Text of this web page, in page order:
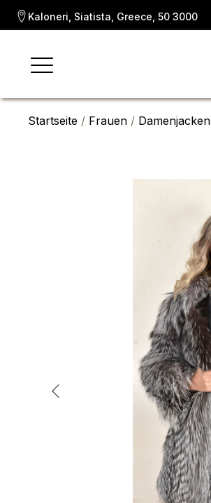
Kaloneri, Siatista, Greece, 50 3000
Startseite / Frauen / Damenjacken